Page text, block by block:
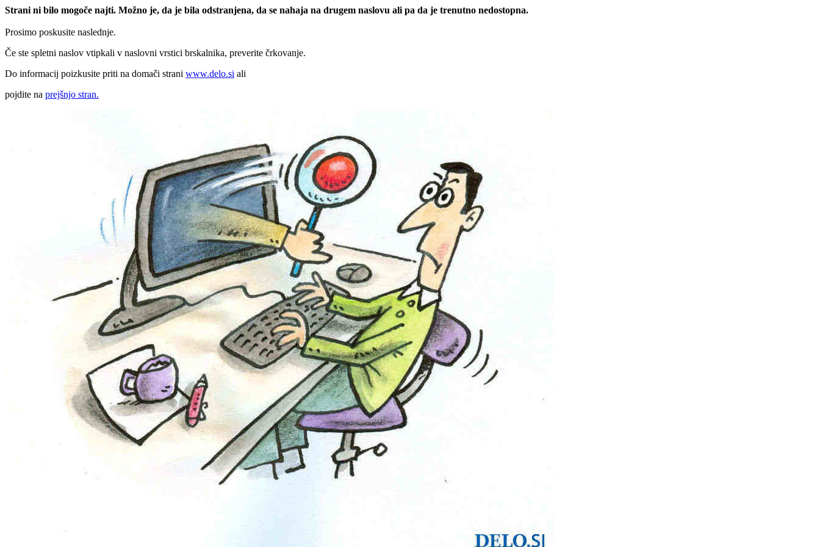
Strani ni bilo mogoče najti. Možno je, da je bila odstranjena, da se nahaja na drugem naslovu ali pa da je trenutno nedostopna.
Prosimo poskusite naslednje.
Če ste spletni naslov vtipkali v naslovni vrstici brskalnika, preverite črkovanje.
Do informacij poizkusite priti na domači strani www.delo.si ali
pojdite na prejšnjo stran.